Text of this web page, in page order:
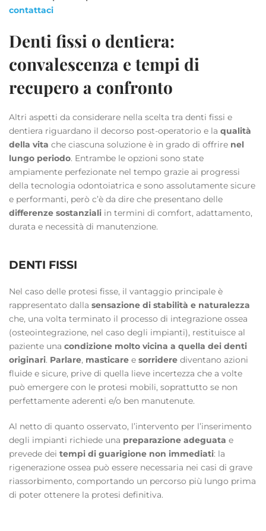
contattaci
Denti fissi o dentiera:
convalescenza e tempi di
recupero a confronto
Altri aspetti da considerare nella scelta tra denti fissi e
dentiera riguardano il decorso post-operatorio e la qualità
della vita che ciascuna soluzione è in grado di offrire nel
lungo periodo. Entrambe le opzioni sono state
ampiamente perfezionate nel tempo grazie ai progressi
della tecnologia odontoiatrica e sono assolutamente sicure
e performanti, però c’è da dire che presentano delle
differenze sostanziali in termini di comfort, adattamento,
durata e necessità di manutenzione.
DENTI FISSI
Nel caso delle protesi fisse, il vantaggio principale è
rappresentato dalla sensazione di stabilità e naturalezza
che, una volta terminato il processo di integrazione ossea
(osteointegrazione, nel caso degli impianti), restituisce al
paziente una condizione molto vicina a quella dei denti
originari. Parlare, masticare e sorridere diventano azioni
fluide e sicure, prive di quella lieve incertezza che a volte
può emergere con le protesi mobili, soprattutto se non
perfettamente aderenti e/o ben manutenute.
Al netto di quanto osservato, l’intervento per l’inserimento
degli impianti richiede una preparazione adeguata e
prevede dei tempi di guarigione non immediati: la
rigenerazione ossea può essere necessaria nei casi di grave
riassorbimento, comportando un percorso più lungo prima
di poter ottenere la protesi definitiva.